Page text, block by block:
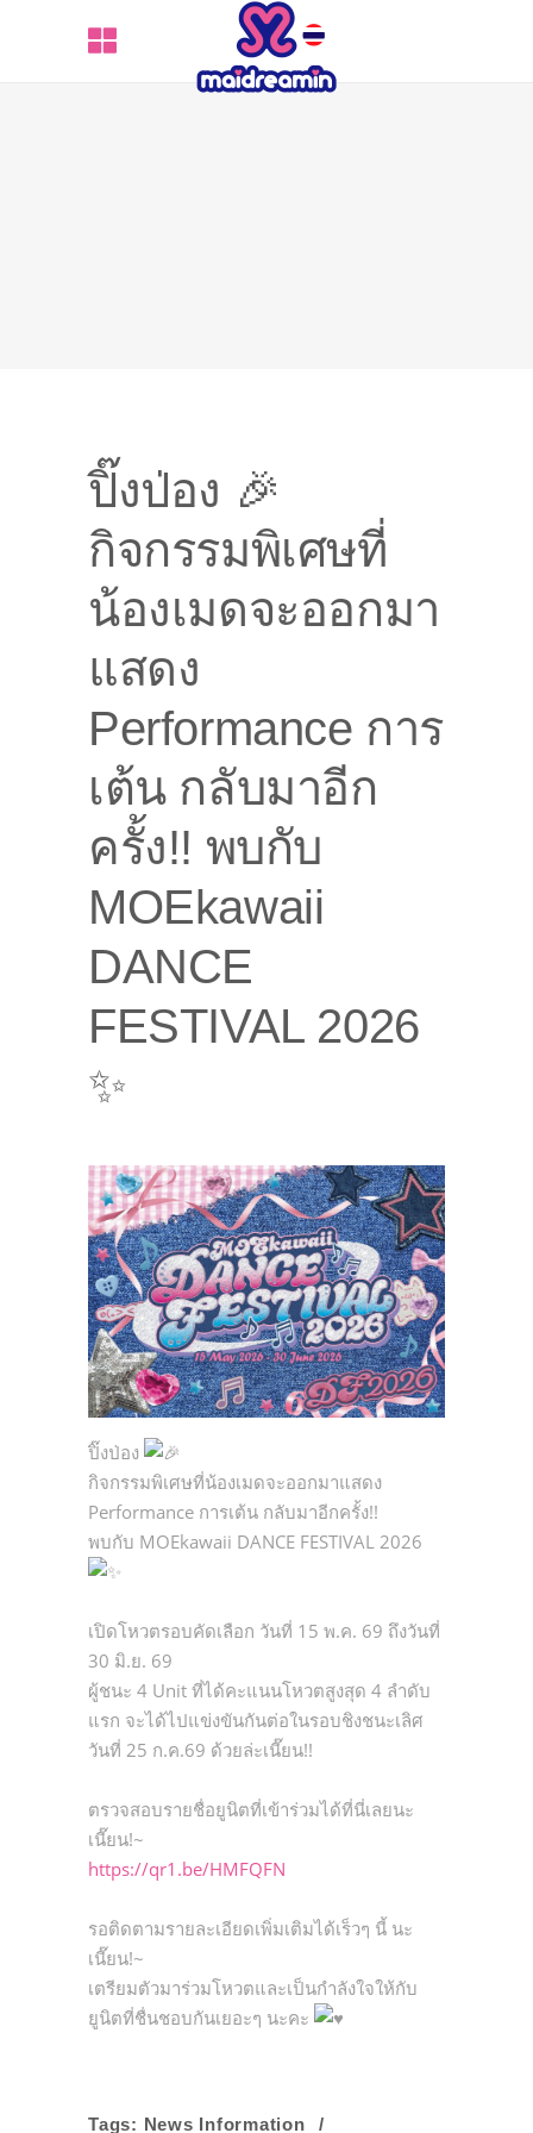
ปิ๊งป่อง 🎉
กิจกรรมพิเศษที่
น้องเมดจะออกมา
แสดง
Performance การ
เต้น กลับมาอีก
ครั้ง!! พบกับ
MOEkawaii
DANCE
FESTIVAL 2026
✨
ปิ๊งป่อง
กิจกรรมพิเศษที่น้องเมดจะออกมาแสดง
Performance การเต้น กลับมาอีกครั้ง!!
พบกับ MOEkawaii DANCE FESTIVAL 2026
เปิดโหวตรอบคัดเลือก วันที่ 15 พ.ค. 69 ถึงวันที่
30 มิ.ย. 69
ผู้ชนะ 4 Unit ที่ได้คะแนนโหวตสูงสุด 4 ลำดับ
แรก จะได้ไปแข่งขันกันต่อในรอบชิงชนะเลิศ
วันที่ 25 ก.ค.69 ด้วยล่ะเนี๊ยน!!
ตรวจสอบรายชื่อยูนิตที่เข้าร่วมได้ที่นี่เลยนะ
เนี๊ยน!~
https://qr1.be/HMFQFN
รอติดตามรายละเอียดเพิ่มเติมได้เร็วๆ นี้ นะ
เนี๊ยน!~
เตรียมตัวมาร่วมโหวตและเป็นกำลังใจให้กับ
ยูนิตที่ชื่นชอบกันเยอะๆ นะคะ
Tags: News Information